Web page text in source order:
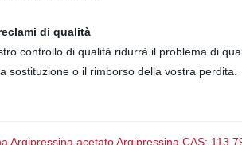
di qualità
controllo di qualità ridurrà il problema di
sostituzione o il rimborso della vostra perdita.
Argipressina acetato Argipressina CAS: 113